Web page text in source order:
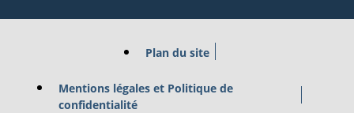
Plan du site
Mentions légales et Politique de
confidentialité